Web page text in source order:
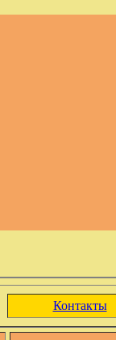
Контакты